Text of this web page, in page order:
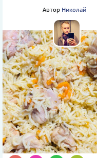
Автор Николай